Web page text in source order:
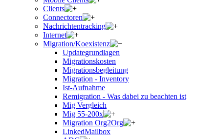
Clients
Connectoren
Nachrichtentracking
Internet
Migration/Koexistenz
Updategrundlagen
Migrationskosten
Migrationsbegleitung
Migration - Inventory
Ist-Aufnahme
Remigration - Was dabei zu beachten ist
Mig Vergleich
Mig 55-200x
Migration Org2Org
LinkedMailbox